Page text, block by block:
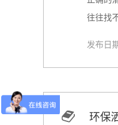
往往找
发布日
环保